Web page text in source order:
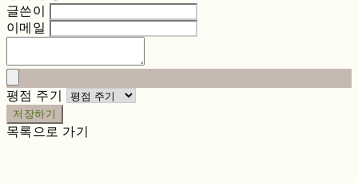
글쓴이
이메일
평점 주기
저장하기
목록으로 가기